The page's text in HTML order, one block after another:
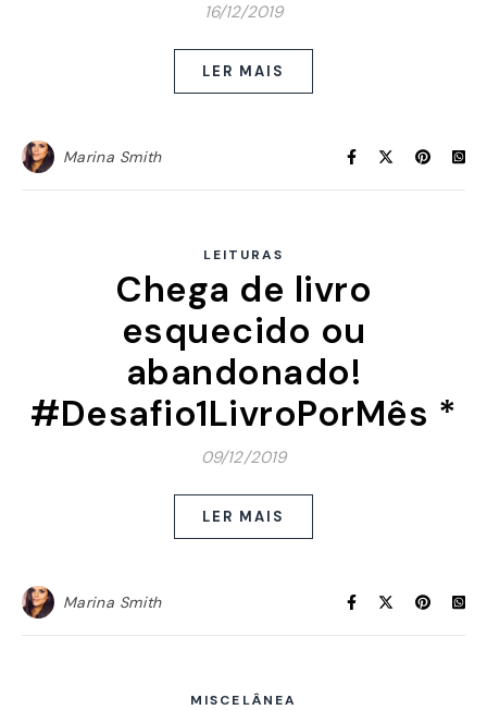
16/12/2019
LER MAIS
Marina Smith
LEITURAS
Chega de livro
esquecido ou
abandonado!
#Desafio1LivroPorMês *
09/12/2019
LER MAIS
Marina Smith
MISCELÂNEA